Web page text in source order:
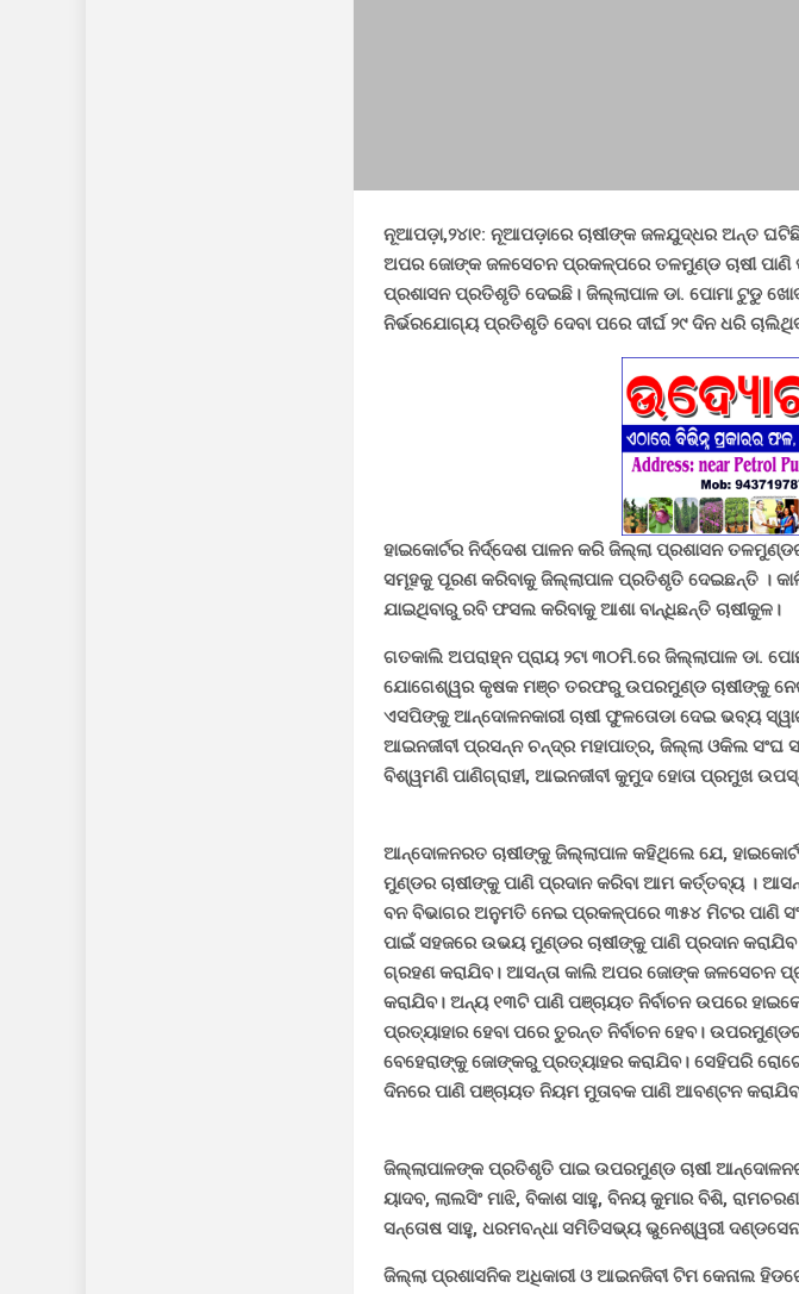
ନୂଆପଡ଼ା,୨୪ା୧: ନୂଆପଡ଼ାରେ ଚାଷୀଙ୍କ ଜଳଯୁଦ୍ଧର ଅନ୍ତ
ଅପର ଜୋଙ୍କ ଜଳସେଚନ ପ୍ରକଳ୍ପରେ ତଳମୁଣ୍ଡ ଚାଷୀ ପାଣି
ପ୍ରଶାସନ ପ୍ରତିଶୃତି ଦେଇଛି। ଜିଲ୍ଲାପାଳ ଡା. ପୋମା ଟୁଡୁ
ନିର୍ଭରଯୋଗ୍ୟ ପ୍ରତିଶୃତି ଦେବା ପରେ ଦୀର୍ଘ ୨୯ ଦିନ ଧରି
ହାଇକୋର୍ଟର ନିର୍ଦ୍ଦେଶ ପାଳନ କରି ଜିଲ୍ଲା ପ୍ରଶାସନ
ସମୂହକୁ ପୂରଣ କରିବାକୁ ଜିଲ୍ଲାପାଳ ପ୍ରତିଶୃତି ଦେଇଛନ୍ତି ।
ଯାଇଥିବାରୁ ରବି ଫସଲ କରିବାକୁ ଆଶା ବାନ୍ଧିଛନ୍ତି ଚାଷୀକୁଳ।
ଗତକାଲି ଅପରାହ୍ନ ପ୍ରାୟ ୨ଟା ୩୦ମି.ରେ ଜିଲ୍ଲାପାଳ ଡା.
ଯୋଗେଶ୍ୱର କୃଷକ ମଞ୍ଚ ତରଫରୁ ଉପରମୁଣ୍ଡ ଚାଷୀଙ୍କୁ
ଏସପିଙ୍କୁ ଆନ୍ଦୋଳନକାରୀ ଚାଷୀ ଫୁଳତୋଡା ଦେଇ ଭବ୍ୟ
ଆଇନଜୀବୀ ପ୍ରସନ୍ନ ଚନ୍ଦ୍ର ମହାପାତ୍ର, ଜିଲ୍ଲା ଓକିଲ ସଂଘ
ବିଶ୍ୱମଣି ପାଣିଗ୍ରାହୀ, ଆଇନଜୀବୀ କୁମୁଦ ହୋତା ପ୍ରମୁଖ
ଆନ୍ଦୋଳନରତ ଚାଷୀଙ୍କୁ ଜିଲ୍ଲାପାଳ କହିଥିଲେ ଯେ,
ମୁଣ୍ଡର ଚାଷୀଙ୍କୁ ପାଣି ପ୍ରଦାନ କରିବା ଆମ କର୍ତ୍ତବ୍ୟ ।
ବନ ବିଭାଗର ଅନୁମତି ନେଇ ପ୍ରକଳ୍ପରେ ୩୫୪ ମିଟର ପାଣି
ପାଇଁ ସହଜରେ ଉଭୟ ମୁଣ୍ଡର ଚାଷୀଙ୍କୁ ପାଣି ପ୍ରଦାନ
ଗ୍ରହଣ କରାଯିବ। ଆସନ୍ତା କାଲି ଅପର ଜୋଙ୍କ ଜଳସେଚନ
କରାଯିବ। ଅନ୍ୟ ୧୩ଟି ପାଣି ପଞ୍ଚାୟତ ନିର୍ବାଚନ ଉପରେ
ପ୍ରତ୍ୟାହାର ହେବା ପରେ ତୁରନ୍ତ ନିର୍ବାଚନ ହେବ। ଉପରମୁଣ୍ଡର
ବେହେରାଙ୍କୁ ଜୋଙ୍କରୁ ପ୍ରତ୍ୟାହର କରାଯିବ। ସେହିପରି
ଦିନରେ ପାଣି ପଞ୍ଚାୟତ ନିୟମ ମୁତାବକ ପାଣି ଆବଣ୍ଟନ
ଜିଲ୍ଲାପାଳଙ୍କ ପ୍ରତିଶୃତି ପାଇ ଉପରମୁଣ୍ଡ ଚାଷୀ
ୟାଦବ, ଲାଲସିଂ ମାଝି, ବିକାଶ ସାହୁ, ବିନୟ କୁମାର ବିଶି,
ସନ୍ତୋଷ ସାହୁ, ଧରମବନ୍ଧା ସମିତିସଭ୍ୟ ଭୁନେଶ୍ୱରୀ
ଜିଲ୍ଲା ପ୍ରଶାସନିକ ଅଧିକାରୀ ଓ ଆଇନଜିବୀ ଟିମ କେନାଲ